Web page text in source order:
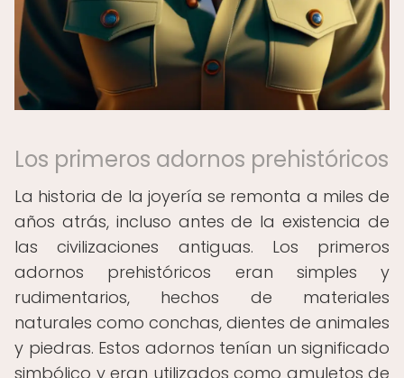
Los primeros adornos prehistóricos
La historia de la joyería se remonta a miles de
años atrás, incluso antes de la existencia de
las civilizaciones antiguas. Los primeros
adornos prehistóricos eran simples y
rudimentarios, hechos de materiales
naturales como conchas, dientes de animales
y piedras. Estos adornos tenían un significado
simbólico y eran utilizados como amuletos de